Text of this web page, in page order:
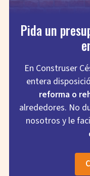
Pida un
En Construser
entera
reforma o
alrededores. No
nosotros y le